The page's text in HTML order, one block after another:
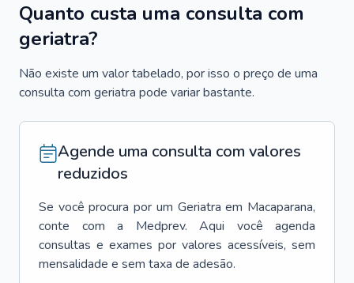
Quanto custa uma consulta com
geriatra?
Não existe um valor tabelado, por isso o preço de uma
consulta com geriatra pode variar bastante.
Agende uma consulta com valores
reduzidos
Se você procura por um Geriatra em Macaparana,
conte com a Medprev. Aqui você agenda
consultas e exames por valores acessíveis, sem
mensalidade e sem taxa de adesão.